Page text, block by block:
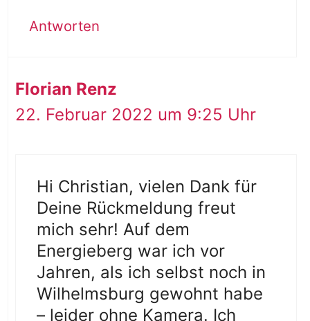
Antworten
Florian Renz
22. Februar 2022 um 9:25 Uhr
Hi Christian, vielen Dank für
Deine Rückmeldung freut
mich sehr! Auf dem
Energieberg war ich vor
Jahren, als ich selbst noch in
Wilhelmsburg gewohnt habe
– leider ohne Kamera. Ich